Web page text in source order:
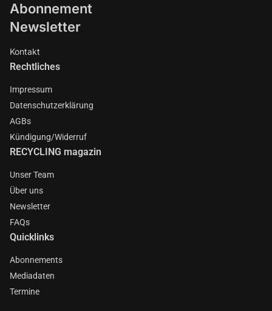
Abonnement
Newsletter
Kontakt
Rechtliches
Impressum
Datenschutzerklärung
AGBs
Kündigung/Widerruf
RECYCLING magazin
Unser Team
Über uns
Newsletter
FAQs
Quicklinks
Abonnements
Mediadaten
Termine